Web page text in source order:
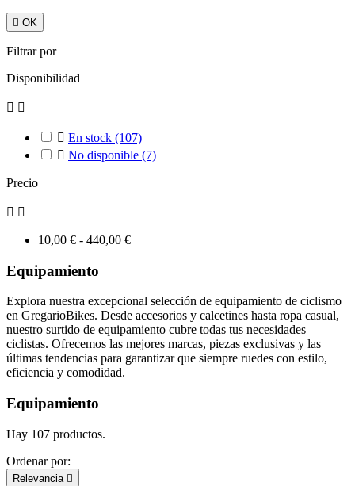
 OK
Filtrar por
Disponibilidad
 
 En stock (107)
 No disponible (7)
Precio
 
10,00 € - 440,00 €
Equipamiento
Explora nuestra excepcional selección de equipamiento de ciclismo
en GregarioBikes. Desde accesorios y calcetines hasta ropa casual,
nuestro surtido de equipamiento cubre todas tus necesidades
ciclistas. Ofrecemos las mejores marcas, piezas exclusivas y las
últimas tendencias para garantizar que siempre ruedes con estilo,
eficiencia y comodidad.
Equipamiento
Hay 107 productos.
Ordenar por:
Relevancia 